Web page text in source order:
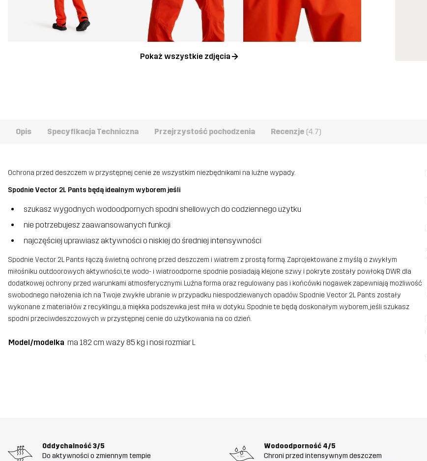
Pokaż wszystkie zdjęcia
Opis Specyfikacja Techniczna Przejrzystość pochodzenia Recenzje (4.7)
Ochrona przed deszczem w przystępnej cenie ze wszystkim niezbędnikami na luźne wypady.
Spodnie Vector 2L Pants będą idealnym wyborem jeśli
szukasz wygodnych wodoodpornych spodni shellowych do codziennego użytku
nie potrzebujesz zaawansowanych funkcji
najczęściej uprawiasz aktywności o niskiej do średniej intensywności
Spodnie Vector 2L Pants łączą świetną ochronę przed deszczem i wiatrem z prostą formą. Zaprojektowane z myślą o zwykłym
miłośniku outdoorowych aktywności, te wodo- i wiatroodporne spodnie posiadają klejone szwy i pokryte zostały powłoką DWR dla
dodatkowej ochrony przed warunkami atmosferycznymi. Luźna forma oraz regulowany pas i końcówki nogawek zapewniają możliwość
swobodnego nałożenia ich na Twoje zwykłe ubranie w przypadku niespodziewanych opadów. Spodnie Vector 2L Pants zostały
wykonane z materiałów z recyklingu, a miękka podszewka jest miła w dotyku. Spodnie te będą doskonałym wyborem, jeśli szukasz
spodni przeciwdeszczowych w przystępnej cenie do użytkowania na co dzień.
Model/modelka ma 182 cm waży 85 kg i nosi rozmiar L
Oddychalność3/5
Do aktywności o zmiennym tempie
Wodoodporność 4/5
Chroni przed intensywnym deszczem